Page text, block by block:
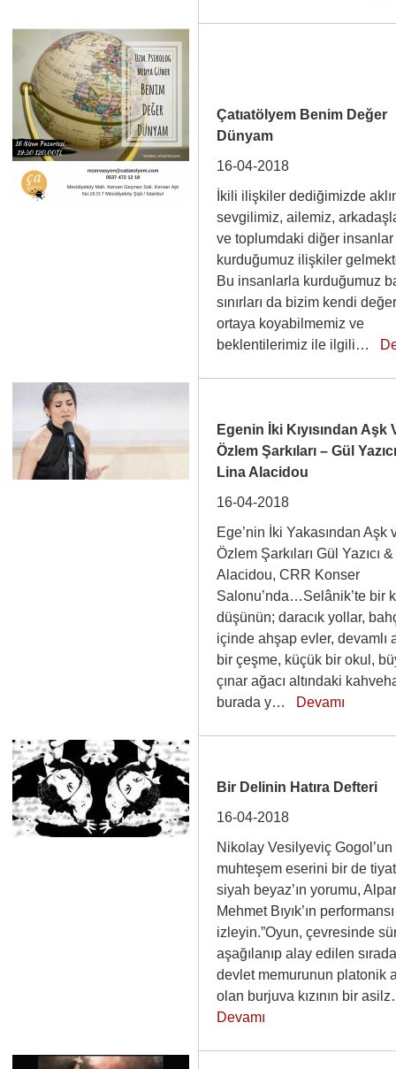
Çatıatölyem Benim Değer
Dünyam
16-04-2018
İkili ilişkiler dediğimizde
sevgilimiz, ailemiz,
ve toplumdaki diğer
kurduğumuz ilişkiler
Bu insanlarla kurduğumuz
sınırları da bizim kendi
ortaya koyabilmemiz ve
beklentilerimiz ile ilgili…
Egenin İki Kıyısından Aşk
Özlem Şarkıları – Gül
Lina Alacidou
16-04-2018
Ege’nin İki Yakasından Aşk
Özlem Şarkıları Gül Yazıcı
Alacidou, CRR Konser
Salonu’nda…Selânik’te bir
düşünün; daracık yollar,
içinde ahşap evler, devamlı
bir çeşme, küçük bir okul,
çınar ağacı altındaki
burada y… Devamı
Bir Delinin Hatıra Defteri
16-04-2018
Nikolay Vesilyeviç Gogol’un
muhteşem eserini bir de
siyah beyaz’ın yorumu,
Mehmet Bıyık’ın
izleyin.”Oyun, çevresinde
aşağılanıp alay edilen
devlet memurunun platonik
olan burjuva kızının bir
Devamı